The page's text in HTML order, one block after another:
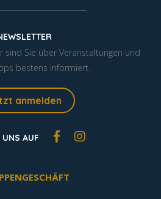
sind Sie über Veranstaltungen und
bestens informiert.
anmelden
UNS AUF